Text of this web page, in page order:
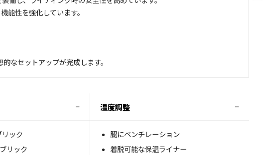
能性を強化しています。
なセットアップが完成します。
−
ック
リック
温度調整 −
腿にベンチレーション
着脱可能な保温ライナー